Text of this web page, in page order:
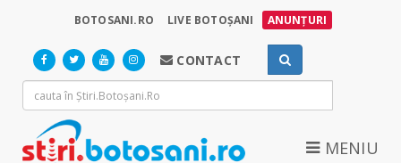
BOTOSANI.RO LIVE BOTOȘANI ANUNȚURI
CONTACT
MENIU